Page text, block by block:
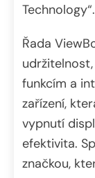
Technology“.
Řada
funkcím a
zařízení,
vypnutí
efektivita.
značkou,